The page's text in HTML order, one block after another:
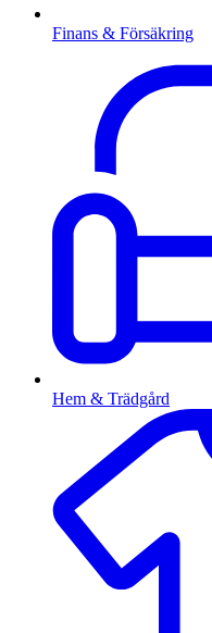
Finans & Försäkring
Hem & Trädgård